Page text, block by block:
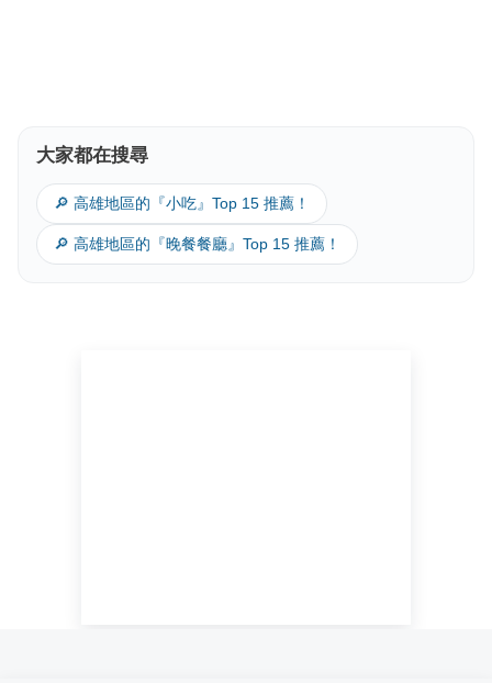
大家都在搜尋
🔎 高雄地區的『小吃』Top 15 推薦！
🔎 高雄地區的『晚餐餐廳』Top 15 推薦！